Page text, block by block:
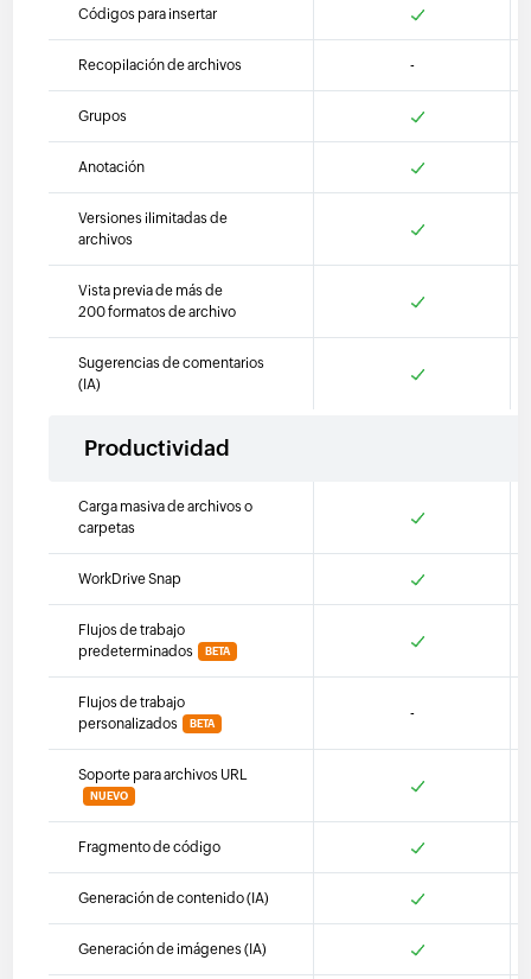
Códigos para insertar
Recopilación de archivos -
Grupos
Anotación
Versiones ilimitadas de
archivos
Vista previa de más de
200 formatos de archivo
Sugerencias de comentarios
(IA)
Productividad
Carga masiva de archivos o
carpetas
WorkDrive Snap
Flujos de trabajo
predeterminados
BETA
Flujos de trabajo
personalizados
BETA
-
Soporte para archivos URL
NUEVO
Fragmento de código
Generación de contenido (IA)
Generación de imágenes (IA)